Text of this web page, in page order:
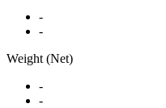
-
-
Weight (Net)
-
-